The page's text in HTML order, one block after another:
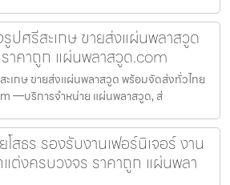
ปศรีสะเกษ ขายส่งแผ่นพลาสวูด
าคาถูก แผ่นพลาสวูด.com
ะเกษ ขายส่งแผ่นพลาสวูด พร้อมจัดส่งทั่วไทย
—บริการจำหน่าย แผ่นพลาสวูด, ส่
สธร รองรับงานเฟอร์นิเจอร์ งาน
ต่งครบวงจร ราคาถูก แผ่นพลา